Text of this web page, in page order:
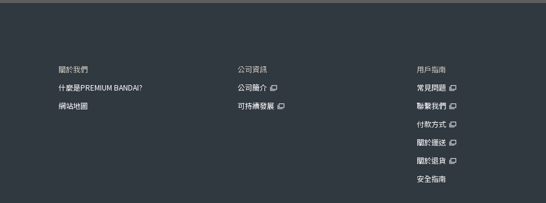
關於我們
什麼是PREMIUM BANDAI?
網站地圖
公司資訊
公司簡介
可持續發展
用戶指南
常見問題
聯繫我們
付款方式
關於運送
關於退貨
安全指南